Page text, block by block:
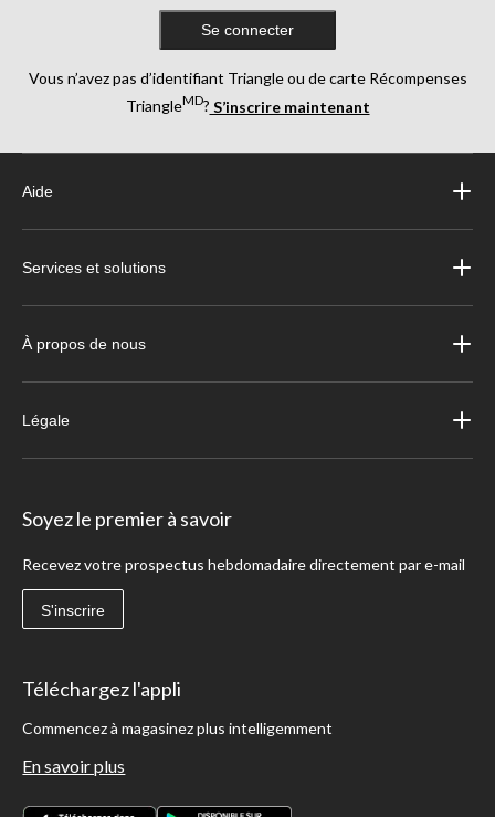
Se connecter
Vous n’avez pas d’identifiant Triangle ou de carte Récompenses
TriangleMD? S’inscrire maintenant
Aide
Services et solutions
À propos de nous
Légale
Soyez le premier à savoir
Recevez votre prospectus hebdomadaire directement par e-mail
S'inscrire
Téléchargez l'appli
Commencez à magasinez plus intelligemment
En savoir plus